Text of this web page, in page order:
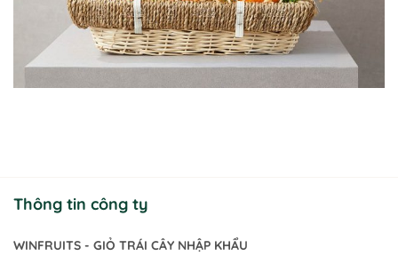
GIỎ TRÁI CÂY NHẬP KHẨU
Thông tin công ty
WINFRUITS - GIỎ TRÁI CÂY NHẬP KHẨU